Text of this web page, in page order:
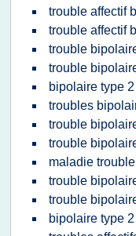
trouble affectif
trouble affectif
trouble
trouble
bipolaire type
troubles
trouble
trouble
maladie
trouble
trouble
bipolaire type